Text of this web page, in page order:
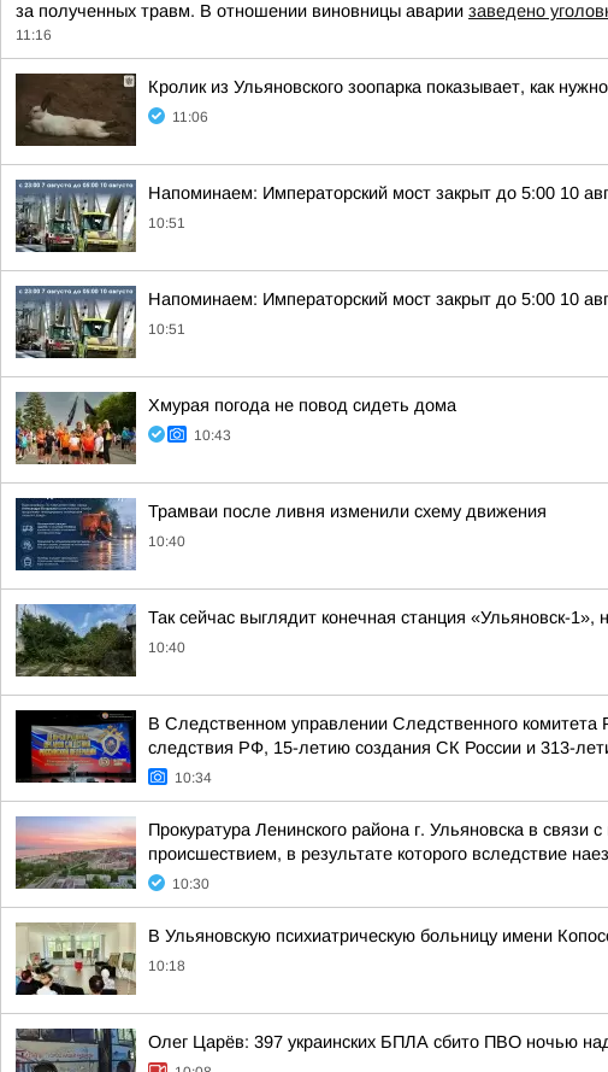
за полученных травм. В отношении виновницы аварии заведено
11:16
Кролик из Ульяновского зоопарка показывает, как
11:06
Напоминаем: Императорский мост закрыт до 5:00 10
10:51
Напоминаем: Императорский мост закрыт до 5:00 10
10:51
Хмурая погода не повод сидеть дома
10:43
Трамваи после ливня изменили схему движения
10:40
Так сейчас выглядит конечная станция «Ульяновск-
10:40
В Следственном управлении Следственного комитета
следствия РФ, 15-летию создания СК России и 313-
10:34
Прокуратура Ленинского района г. Ульяновска в
происшествием, в результате которого вследствие
10:30
В Ульяновскую психиатрическую больницу имени
10:18
Олег Царёв: 397 украинских БПЛА сбито ПВО ночью